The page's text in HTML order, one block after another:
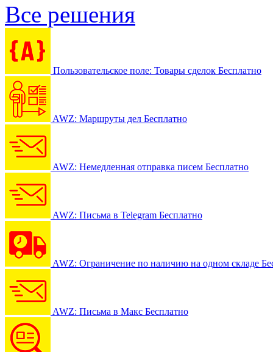
Все решения
Пользовательское поле: Товары сделок Бесплатно
AWZ: Маршруты дел Бесплатно
AWZ: Немедленная отправка писем Бесплатно
AWZ: Письма в Telegram Бесплатно
AWZ: Ограничение по наличию на одном складе
AWZ: Письма в Макс Бесплатно